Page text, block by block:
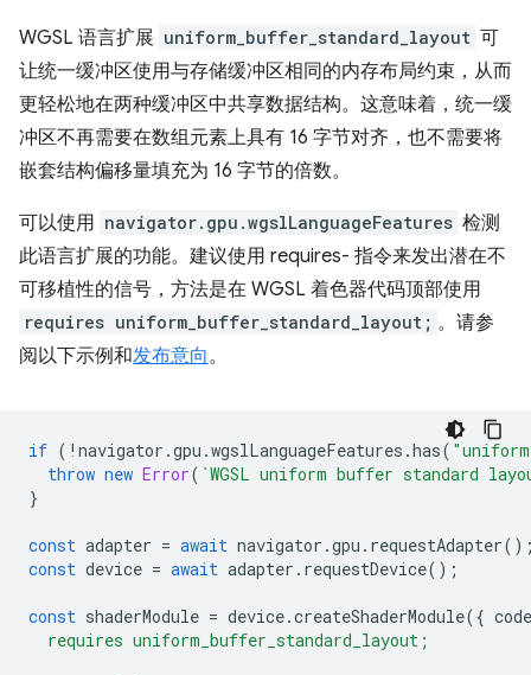
WGSL 语言扩展 uniform_buffer_standard_layout 可
让统一缓冲区使用与存储缓冲区相同的内存布局约束，从而
更轻松地在两种缓冲区中共享数据结构。这意味着，统一缓
冲区不再需要在数组元素上具有 16 字节对齐，也不需要将
嵌套结构偏移量填充为 16 字节的倍数。
可以使用 navigator.gpu.wgslLanguageFeatures 检测
此语言扩展的功能。建议使用 requires- 指令来发出潜在不
可移植性的信号，方法是在 WGSL 着色器代码顶部使用
requires uniform_buffer_standard_layout; 。请参
阅以下示例和发布意向。
if ( ! navigator .gpu .wgslLanguageFeatures .has(
throw new Error( `WGSL uniform buffer standard
}
const adapter = await navigator .gpu . requestAdapter
const device = await adapter . requestDevice();
const shaderModule = device.createShaderModule({ code
  requires uniform_buffer_standard_layout;